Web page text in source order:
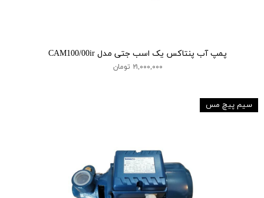
پمپ آب پنتاکس یک اسب جتی مدل CAM100/00ir
۲۱,۰۰۰,۰۰۰ تومان
سیم پیچ مس